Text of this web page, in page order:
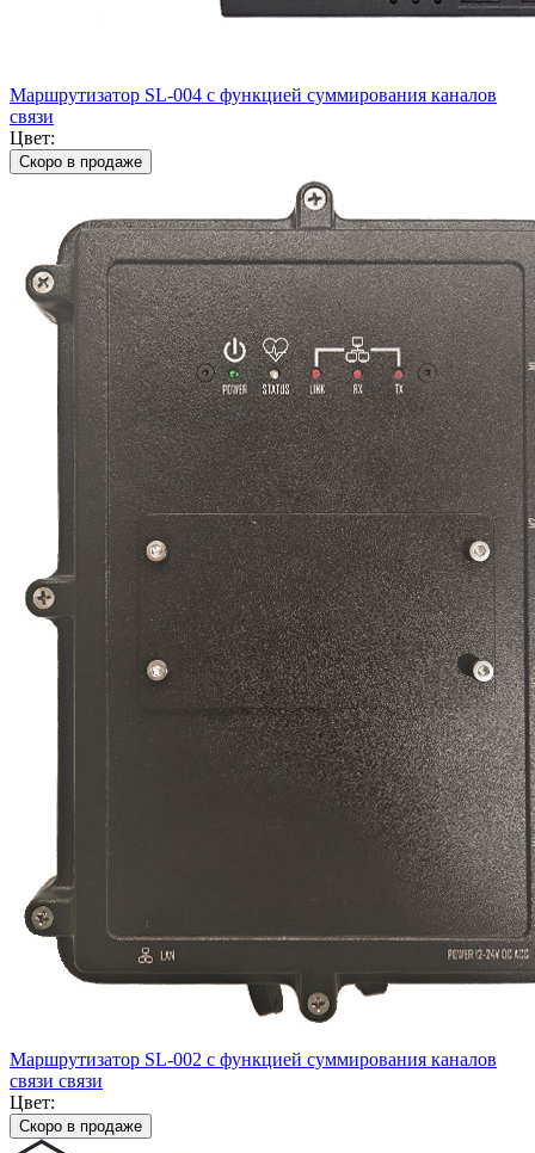
Маршрутизатор SL-004 с функцией суммирования каналов
связи
Цвет:
Скоро в продаже
Маршрутизатор SL-002 с функцией суммирования каналов
связи связи
Цвет:
Скоро в продаже